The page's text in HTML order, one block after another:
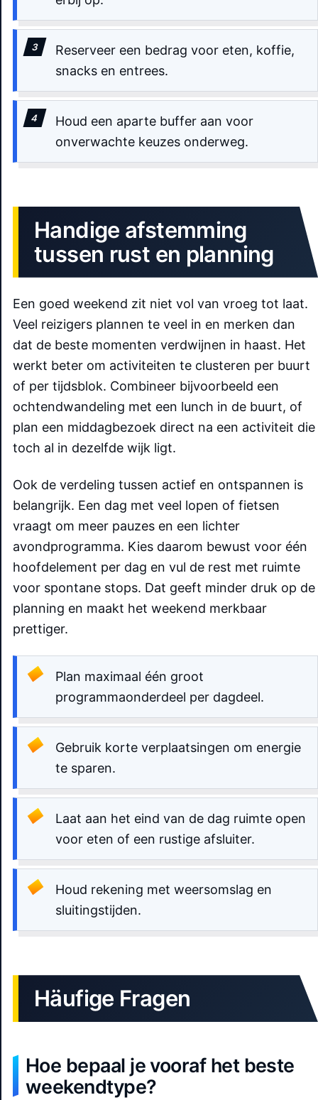
Reserveer een bedrag voor eten, koffie,
snacks en entrees.
Houd een aparte buffer aan voor
onverwachte keuzes onderweg.
Handige afstemming
tussen rust en planning
Een goed weekend zit niet vol van vroeg tot laat.
Veel reizigers plannen te veel in en merken dan
dat de beste momenten verdwijnen in haast. Het
werkt beter om activiteiten te clusteren per buurt
of per tijdsblok. Combineer bijvoorbeeld een
ochtendwandeling met een lunch in de buurt, of
plan een middagbezoek direct na een activiteit die
toch al in dezelfde wijk ligt.
Ook de verdeling tussen actief en ontspannen is
belangrijk. Een dag met veel lopen of fietsen
vraagt om meer pauzes en een lichter
avondprogramma. Kies daarom bewust voor één
hoofdelement per dag en vul de rest met ruimte
voor spontane stops. Dat geeft minder druk op de
planning en maakt het weekend merkbaar
prettiger.
Plan maximaal één groot
programmaonderdeel per dagdeel.
Gebruik korte verplaatsingen om energie
te sparen.
Laat aan het eind van de dag ruimte open
voor eten of een rustige afsluiter.
Houd rekening met weersomslag en
sluitingstijden.
Häufige Fragen
Hoe bepaal je vooraf het beste
weekendtype?